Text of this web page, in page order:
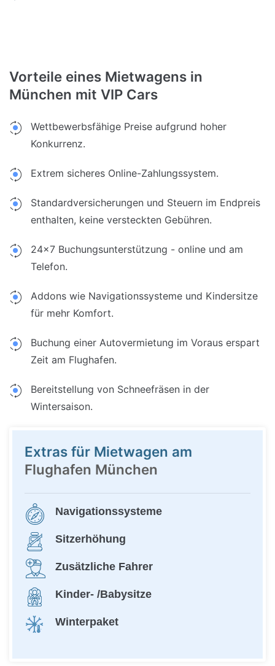
Vorteile eines Mietwagens in
München mit VIP Cars
Wettbewerbsfähige Preise aufgrund hoher
Konkurrenz.
Extrem sicheres Online-Zahlungssystem.
Standardversicherungen und Steuern im Endpreis
enthalten, keine versteckten Gebühren.
24x7 Buchungsunterstützung - online und am
Telefon.
Addons wie Navigationssysteme und Kindersitze
für mehr Komfort.
Buchung einer Autovermietung im Voraus erspart
Zeit am Flughafen.
Bereitstellung von Schneefräsen in der
Wintersaison.
Extras für Mietwagen am
Flughafen München
Navigationssysteme
Sitzerhöhung
Zusätzliche Fahrer
Kinder- /Babysitze
Winterpaket